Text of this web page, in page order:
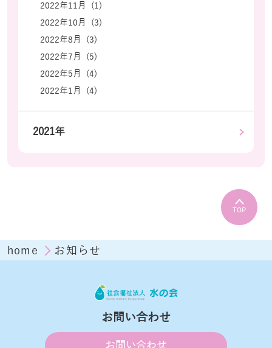
2022年11月 (1)
2022年10月 (3)
2022年8月 (3)
2022年7月 (5)
2022年5月 (4)
2022年1月 (4)
2021年
TOP
home お知らせ
お問い合わせ
お問い合わせ